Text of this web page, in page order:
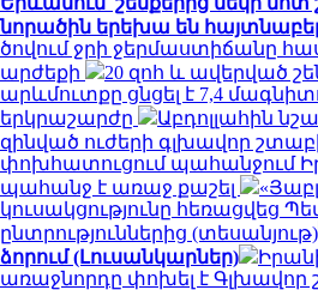
նորածին երեխա են
ծովում ջրի ջերմաստիճանը
արժեքի
20 զոհ և ավերված
արևմուտքը ցնցել է 7,4
երկրաշարժը
Աբդոլլահին
զինված ուժերի գլխավոր
փոխհատուցում պահանջում
պահանջ է առաջ քաշել
կուսակցությունը հեռացվեց
ընտրություններից (տեսանյութ)
ձորում (Լուսանկարներ)
առաջնորդը փոխել է Գլխավոր